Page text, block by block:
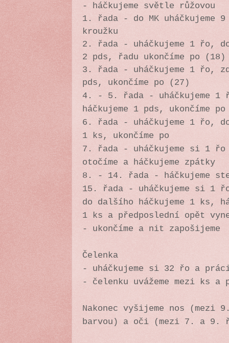
- háčkujeme světle růžovou
1. řada - do MK uháčkujeme
kroužku
2. řada - uháčkujeme 1 řo, do
2 pds, řadu ukončíme po (18)
3. řada - uháčkujeme 1 řo,
pds, ukončíme po (27)
4. - 5. řada - uháčkujeme 1
háčkujeme 1 pds, ukončíme
6. řada - uháčkujeme 1 řo,
1 ks, ukončíme po
7. řada - uháčkujeme si 1 řo
otočíme a háčkujeme zpátky
8. - 14. řada - háčkujeme
15. řada - uháčkujeme si 1
do dalšího háčkujeme 1 ks,
1 ks a předposlední opět
- ukončíme a nit zapošijeme
Čelenka
- uháčkujeme si 32 řo a
- čelenku uvážeme mezi ks a
Nakonec vyšijeme nos (mezi
barvou) a oči (mezi 7. a 9.